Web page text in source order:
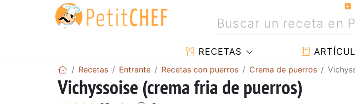
RECETAS
Recetas Entrante Recetas con puerros Crema de puerros
Vichyssoise (crema fria de puerros)